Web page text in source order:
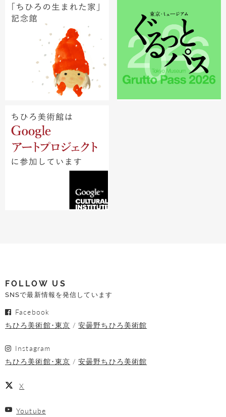
FOLLOW US
SNSで最新情報を発信しています
Facebook
ちひろ美術館･東京
安曇野ちひろ美術館
Instagram
ちひろ美術館･東京
安曇野ちひろ美術館
X
Youtube